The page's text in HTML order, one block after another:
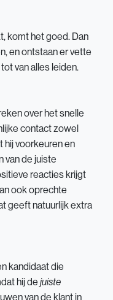
komt het goed. Dan
en ontstaan er vette
van alles leiden.
over het snelle
contact zowel
hij voorkeuren en
van de juiste
reacties krijgt
ook oprechte
geeft natuurlijk extra
kandidaat die
hij de juiste
van de klant in